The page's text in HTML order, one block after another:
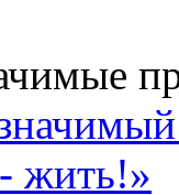
жить!»